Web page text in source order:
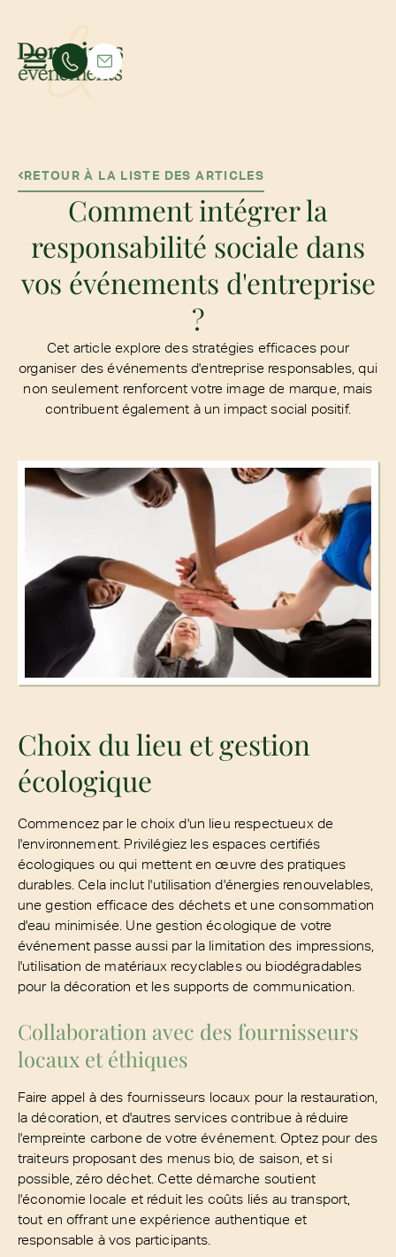
RETOUR À LA LISTE DES ARTICLES
Comment intégrer la
responsabilité sociale dans
vos événements d'entreprise
?
Cet article explore des stratégies efficaces pour
organiser des événements d'entreprise responsables, qui
non seulement renforcent votre image de marque, mais
contribuent également à un impact social positif.
Choix du lieu et gestion
écologique
Commencez par le choix d'un lieu respectueux de
l'environnement. Privilégiez les espaces certifiés
écologiques ou qui mettent en œuvre des pratiques
durables. Cela inclut l'utilisation d'énergies renouvelables,
une gestion efficace des déchets et une consommation
d'eau minimisée. Une gestion écologique de votre
événement passe aussi par la limitation des impressions,
l'utilisation de matériaux recyclables ou biodégradables
pour la décoration et les supports de communication.
Collaboration avec des fournisseurs
locaux et éthiques
Faire appel à des fournisseurs locaux pour la restauration,
la décoration, et d'autres services contribue à réduire
l'empreinte carbone de votre événement. Optez pour des
traiteurs proposant des menus bio, de saison, et si
possible, zéro déchet. Cette démarche soutient
l'économie locale et réduit les coûts liés au transport,
tout en offrant une expérience authentique et
responsable à vos participants.